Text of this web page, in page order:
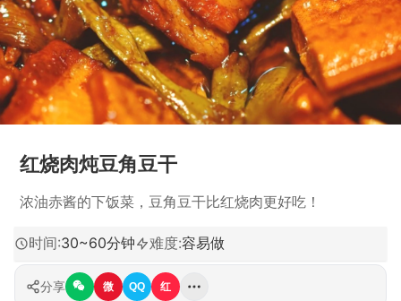
红烧肉炖豆角豆干
浓油赤酱的下饭菜，豆角豆干比红烧肉更好吃！
时间:30~60分钟 难度:容易做
分享 微 QQ 红